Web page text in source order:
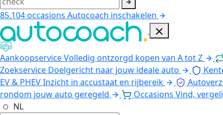
85.104occasions Autocoach inschakelen
AankoopserviceVolledig ontzorgd kopen van A tot Z
Zoekservice Doelgericht naar jouw ideale auto
EV & PHEVInzicht in accustaat en rijbereik
rondom jouw auto geregeld
Occasions Vind,
NL